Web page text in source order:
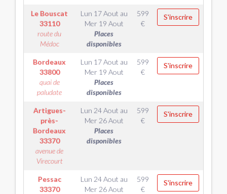
Le Bouscat
33110
route du
Médoc
Lun 17 Aout au
Mer 19 Aout
Places
disponibles
599
€
S'inscrire
Bordeaux
33800
quai de
paludate
Lun 17 Aout au
Mer 19 Aout
Places
disponibles
599
€
S'inscrire
Artigues-
près-
Bordeaux
33370
avenue de
Virecourt
Lun 24 Aout au
Mer 26 Aout
Places
disponibles
599
€
S'inscrire
Pessac
33370
Lun 24 Aout au
Mer 26 Aout
599
€
S'inscrire